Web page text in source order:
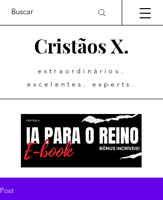
Cristãos X.
extraordinários.
excelentes. experts.
Post